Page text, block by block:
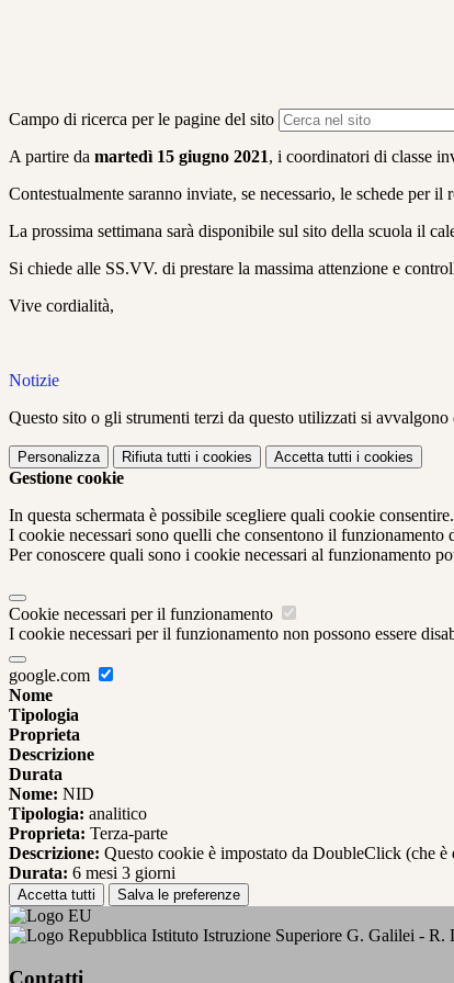
Campo di ricerca per le pagine del sito
A partire da martedì 15 giugno 2021, i coordinatori di classe
Contestualmente saranno inviate, se necessario, le schede per il
La prossima settimana sarà disponibile sul sito della scuola il
Si chiede alle SS.VV. di prestare la massima attenzione e
Vive cordialità,
Notizie
Questo sito o gli strumenti terzi da questo utilizzati si
Personalizza Rifiuta tutti i cookies Accetta tutti i cookies
Gestione cookie
In questa schermata è possibile scegliere quali cookie consentire.
I cookie necessari sono quelli che consentono il
Per conoscere quali sono i cookie necessari al funzionamento
Cookie necessari per il funzionamento
I cookie necessari per il funzionamento non possono essere
google.com
Nome
Tipologia
Proprieta
Descrizione
Durata
Nome: NID
Tipologia: analitico
Proprieta: Terza-parte
Descrizione: Questo cookie è impostato da DoubleClick (che
Durata: 6 mesi 3 giorni
Accetta tutti Salva le preferenze
Istituto Istruzione Superiore G. Galilei -
Contatti